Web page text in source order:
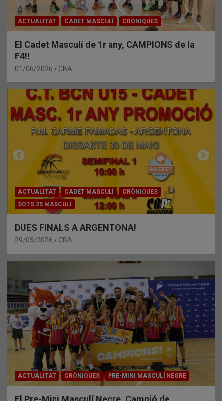
ACTUALITAT CADET MASCULÍ CRÒNIQUES
El Cadet Masculí de 1r any, CAMPIONS de la
F4!!
01/06/2026 CBA
ACTUALITAT CADET MASCULÍ
CRÒNIQUES
SOTS 25 MASCULÍ
DUES FINALS A ARGENTONA!
29/05/2026 CBA
ACTUALITAT CRÒNIQUES PRE-MINI MASCULÍ NEGRE
El Pre-Mini Masculí Negre, Campió de